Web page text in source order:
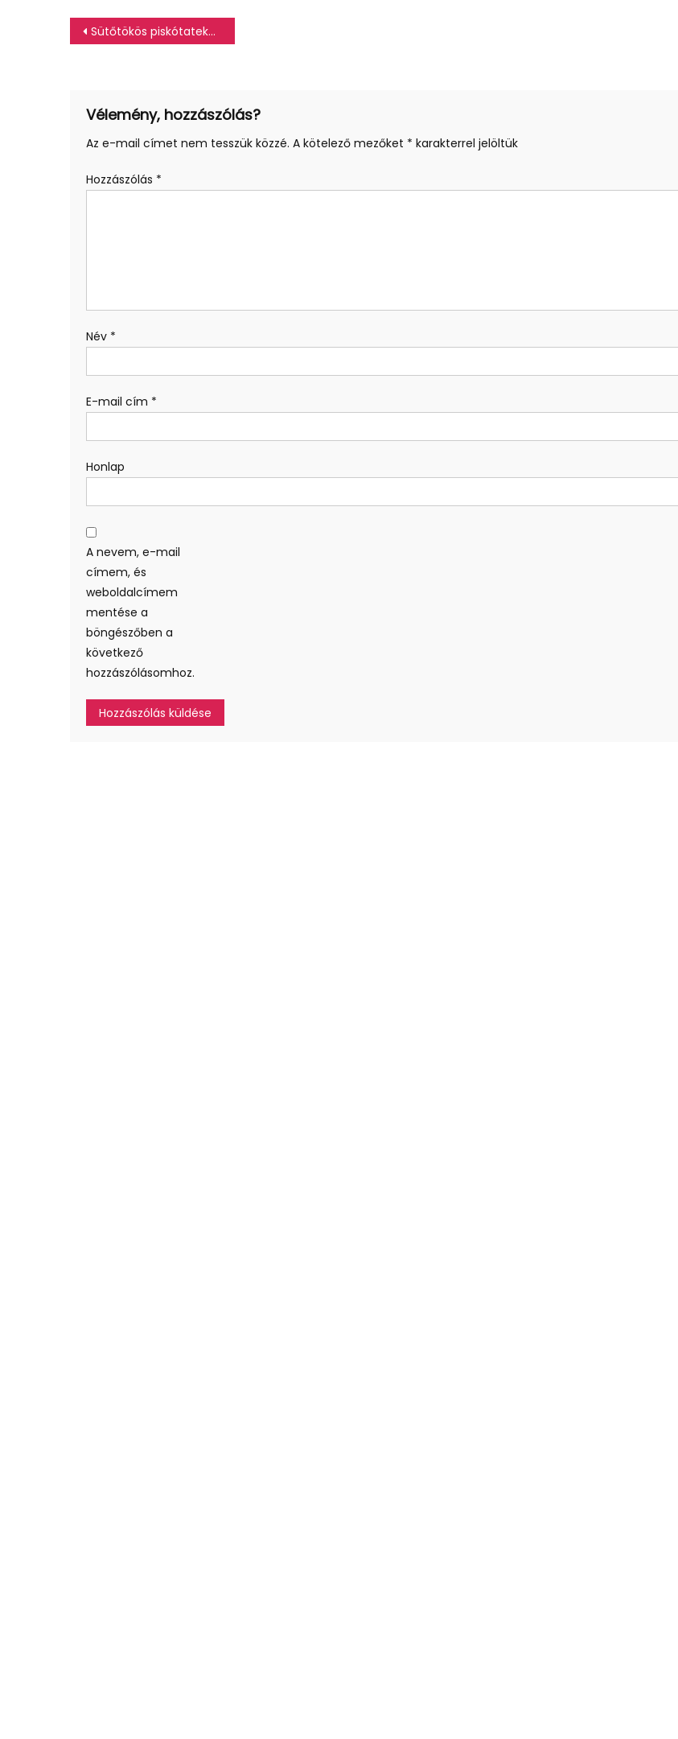
Bejegyzés
Sütőtökös piskótatekercs – fehércsokoládés töltelékkel
Vélemény, hozzászólás?
Az e-mail címet nem tesszük közzé. A kötelező mezőket * karakterrel jelöltük
Hozzászólás *
Név *
E-mail cím *
Honlap
A nevem, e-mail
címem, és
weboldalcímem
mentése a
böngészőben a
következő
hozzászólásomhoz.